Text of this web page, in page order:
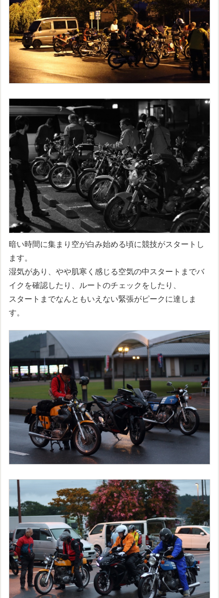
暗い時間に集まり空が白み始める頃に競技がスタートし
ます。
湿気があり、やや肌寒く感じる空気の中スタートまでバ
イクを確認したり、ルートのチェックをしたり、
スタートまでなんともいえない緊張がピークに達しま
す。